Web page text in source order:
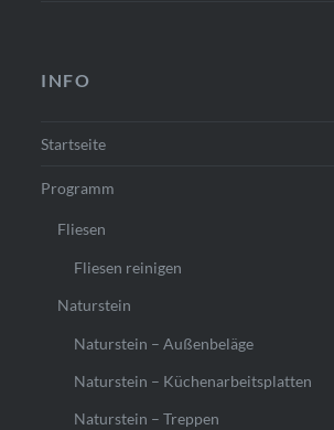
INFO
Startseite
Programm
Fliesen
Fliesen reinigen
Naturstein
Naturstein – Außenbeläge
Naturstein – Küchenarbeitsplatten
Naturstein – Treppen